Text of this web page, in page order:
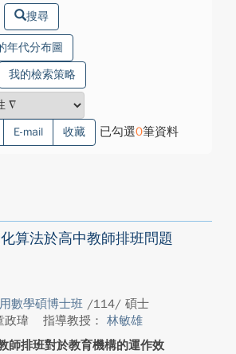
搜尋
年代分布圖
我的檢索策略
E-mail 收藏 已勾選0筆資料
算法於高中教師排班問題
數學碩博士班 /114/ 碩士
政瑋
指導教授： 林敏雄
師排班對於教育機構的運作效